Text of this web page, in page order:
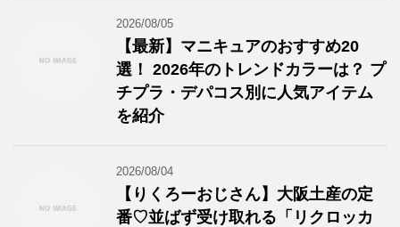
2026/08/05
【最新】マニキュアのおすすめ20
選！ 2026年のトレンドカラーは？ プ
チプラ・デパコス別に人気アイテム
を紹介
2026/08/04
【りくろーおじさん】大阪土産の定
番♡並ばず受け取れる「リクロッカ